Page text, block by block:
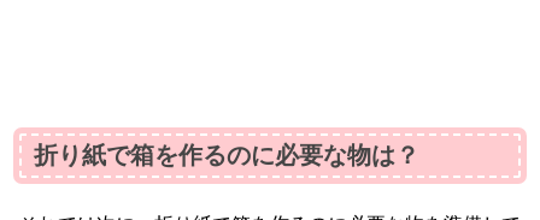
折り紙で箱を作るのに必要な物は？